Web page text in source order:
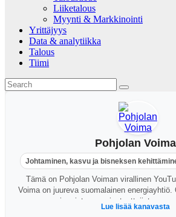
Liiketalous
Myynti & Markkinointi
Yrittäjyys
Data & analytiikka
Talous
Tiimi
Pohjolan Voima
Johtaminen, kasvu ja bisneksen
Tämä on Pohjolan Voiman virallinen
Voima on juureva suomalainen
suurimmista energiantuottajista –
sähköntuotannosta on noin 20 %.
Lue lisää kanavasta